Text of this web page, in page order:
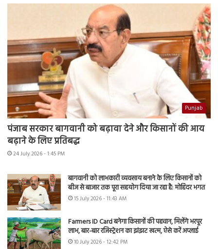
Punjab
पंजाब सरकार बागवानी को बढ़ावा देने और किसानों की आय
बढ़ाने के लिए प्रतिबद्ध
24 July 2026 - 1:45 PM
बागवानी को लाभकारी व्यवसाय बनाने के लिए किसानों को
बीज से बाजार तक पूरा सहयोग दिया जा रहा है: मोहिंदर भगत
15 July 2026 - 11:43 AM
Farmers ID Card बनेगा किसानों की पहचान, मिलेंगे भरपूर
लाभ, बार-बार रजिस्ट्रेशन का झंझट खत्म, ऐसे करें अप्लाई
10 July 2026 - 12:42 PM